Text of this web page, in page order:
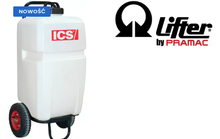
NOWOŚĆ